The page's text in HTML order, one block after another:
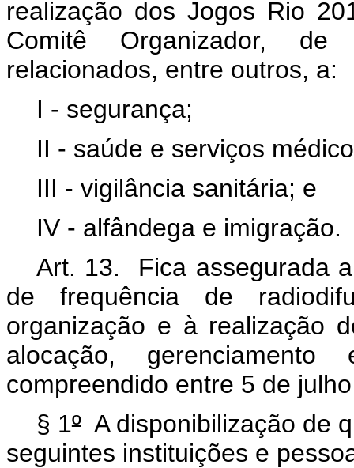
realização dos Jogos Rio
Comitê Organizador,
relacionados, entre outros, a:
I - segurança;
II - saúde e serviços
III - vigilância sanitária; e
IV - alfândega e imigração.
Art. 13. Fica assegurada
de frequência de
organização e à realização
alocação,
compreendido entre 5 de
§ 1ºA disponibilização de
seguintes instituições e